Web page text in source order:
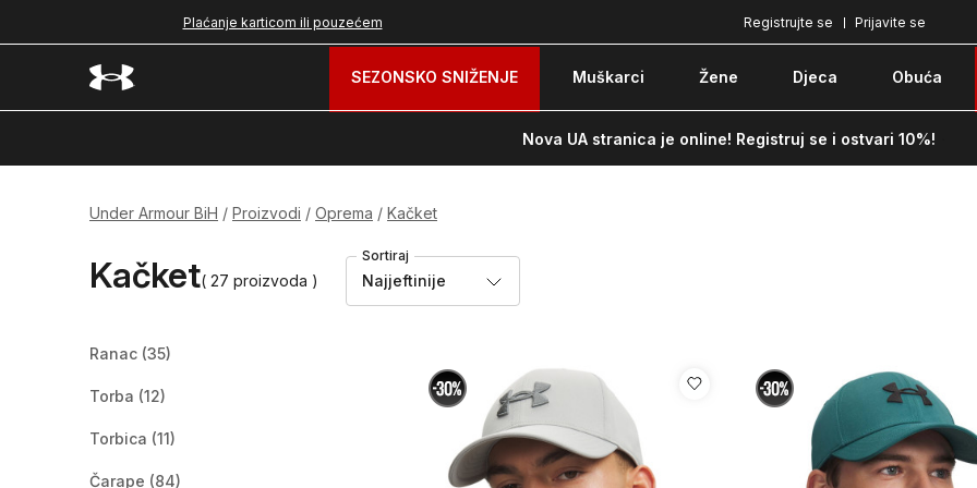
Plaćanje karticom ili pouzećem Pozovite nas na: 051/490-130 Besplatna
Prijavite se
Registrujte se
SEZONSKO SNIŽENJE Muškarci Žene Djeca Obuća
Nova UA stranica je online! Registruj se i ostvari 10%!
Under Armour BiH Proizvodi Oprema Kačket
Kačket( 27 proizvoda )
Sortiraj
Najjeftinije
Ranac (35)
Torba (12)
Torbica (11)
Čarape (84)